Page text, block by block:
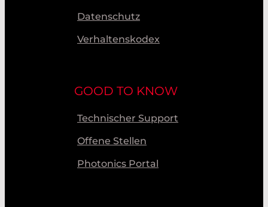
Datenschutz
Verhaltenskodex
GOOD TO KNOW
Technischer Support
Offene Stellen
Photonics Portal